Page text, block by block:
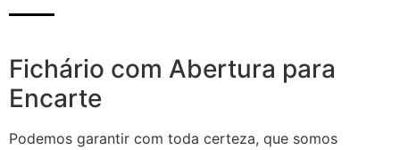
Fichário com Abertura para
Encarte
Podemos garantir com toda certeza, que somos